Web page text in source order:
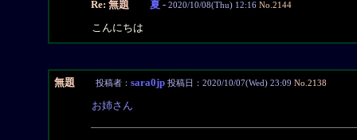
Re: 無題 夏 - 2020/10/08(Thu) 12:16 No.2144
こんにちは
無題 投稿者： sara0jp 投稿日：2020/10/07(Wed) 23:09 No.2138
お姉さん